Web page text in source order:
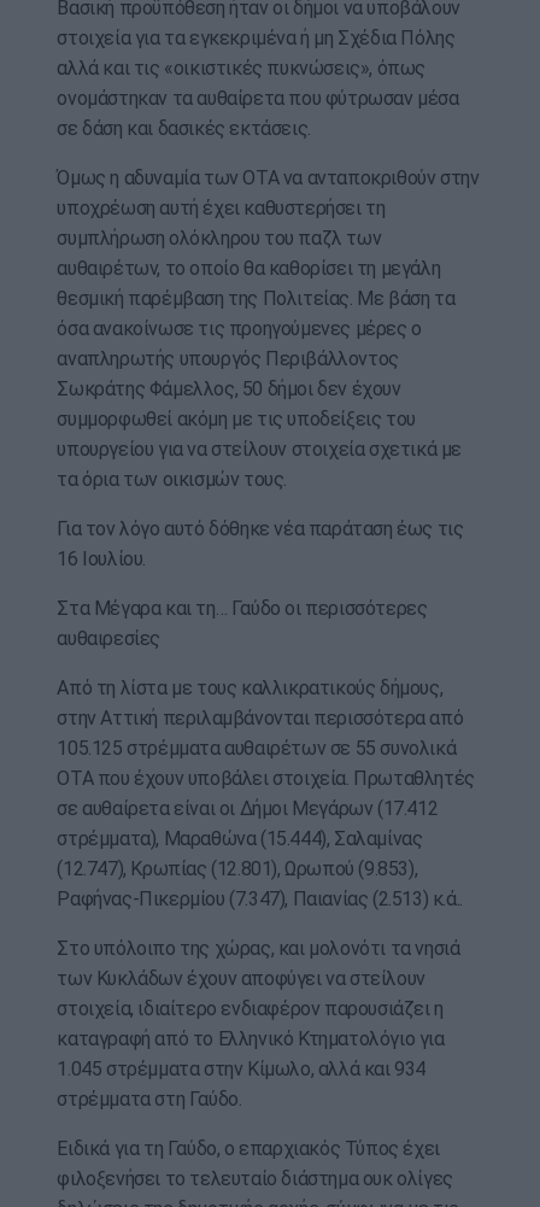
Βασική προϋπόθεση ήταν οι δήμοι να υποβάλουν
στοιχεία για τα εγκεκριμένα ή μη Σχέδια Πόλης
αλλά και τις «οικιστικές πυκνώσεις», όπως
ονομάστηκαν τα αυθαίρετα που φύτρωσαν μέσα
σε δάση και δασικές εκτάσεις.
Όμως η αδυναμία των ΟΤΑ να ανταποκριθούν στην
υποχρέωση αυτή έχει καθυστερήσει τη
συμπλήρωση ολόκληρου του παζλ των
αυθαιρέτων, το οποίο θα καθορίσει τη μεγάλη
θεσμική παρέμβαση της Πολιτείας. Με βάση τα
όσα ανακοίνωσε τις προηγούμενες μέρες ο
αναπληρωτής υπουργός Περιβάλλοντος
Σωκράτης Φάμελλος, 50 δήμοι δεν έχουν
συμμορφωθεί ακόμη με τις υποδείξεις του
υπουργείου για να στείλουν στοιχεία σχετικά με
τα όρια των οικισμών τους.
Για τον λόγο αυτό δόθηκε νέα παράταση έως τις
16 Ιουλίου.
Στα Μέγαρα και τη… Γαύδο οι περισσότερες
αυθαιρεσίες
Aπό τη λίστα με τους καλλικρατικούς δήμους,
στην Αττική περιλαμβάνονται περισσότερα από
105.125 στρέμματα αυθαιρέτων σε 55 συνολικά
ΟΤΑ που έχουν υποβάλει στοιχεία. Πρωταθλητές
σε αυθαίρετα είναι οι Δήμοι Μεγάρων (17.412
στρέμματα), Μαραθώνα (15.444), Σαλαμίνας
(12.747), Κρωπίας (12.801), Ωρωπού (9.853),
Ραφήνας-Πικερμίου (7.347), Παιανίας (2.513) κ.ά..
Στο υπόλοιπο της χώρας, και μολονότι τα νησιά
των Κυκλάδων έχουν αποφύγει να στείλουν
στοιχεία, ιδιαίτερο ενδιαφέρον παρουσιάζει η
καταγραφή από το Ελληνικό Κτηματολόγιο για
1.045 στρέμματα στην Κίμωλο, αλλά και 934
στρέμματα στη Γαύδο.
Ειδικά για τη Γαύδο, ο επαρχιακός Τύπος έχει
φιλοξενήσει το τελευταίο διάστημα ουκ ολίγες